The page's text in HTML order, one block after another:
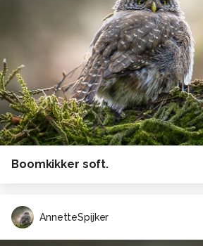
Boomkikker soft.
AnnetteSpijker